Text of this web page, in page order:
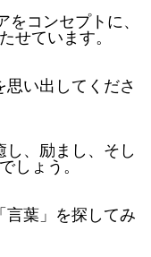
コンセプトに、
せています。
い出してくださ
し、励まし、そし
しょう。
言葉」を探してみ